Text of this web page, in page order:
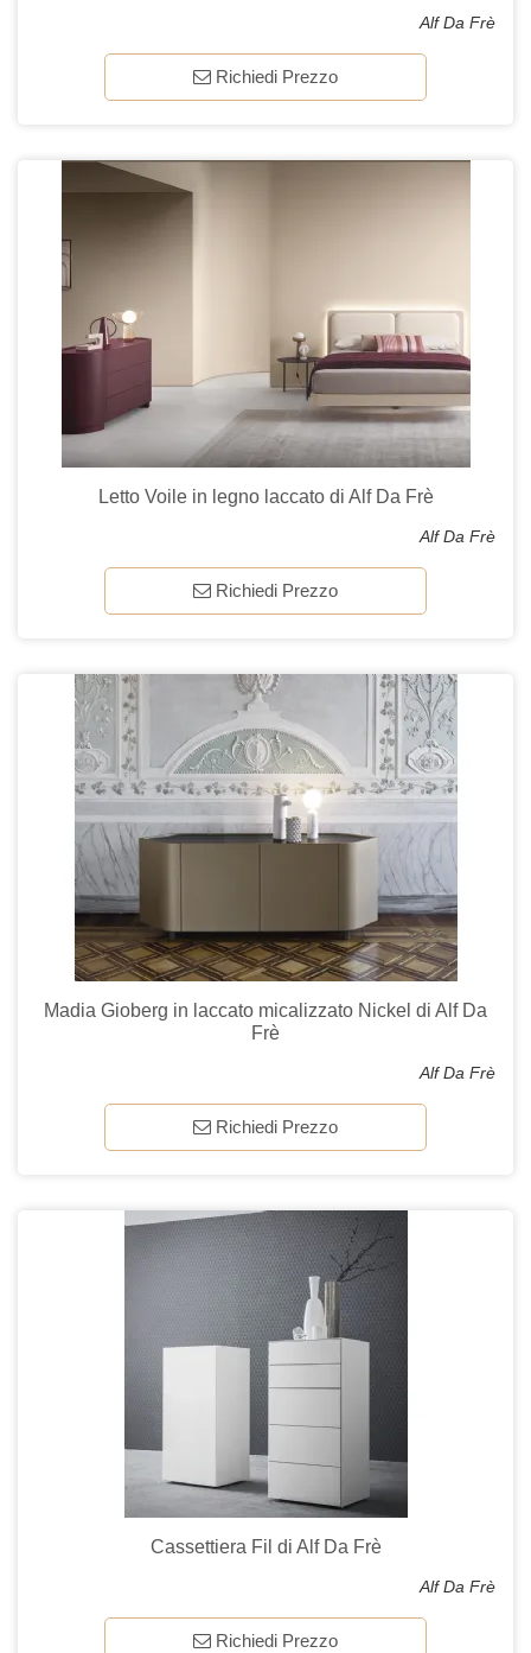
Alf Da Frè
Richiedi Prezzo
Letto Voile in legno laccato di Alf Da Frè
Alf Da Frè
Richiedi Prezzo
Madia Gioberg in laccato micalizzato Nickel di Alf Da
Frè
Alf Da Frè
Richiedi Prezzo
Cassettiera Fil di Alf Da Frè
Alf Da Frè
Richiedi Prezzo